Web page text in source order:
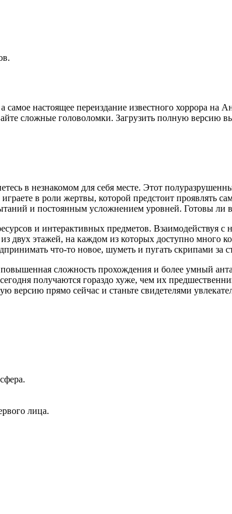
настоящее переиздание известного хоррора на
сложные головоломки. Загрузить полную версию
в незнакомом для себя месте. Этот
в роли жертвы, которой предстоит проявлять
и постоянным усложнением уровней. Готовы ли
и интерактивных предметов. Взаимодействуя
из двух этажей, на каждом из которых доступно
что-то новое, шуметь и пугать скрипами за
сложность прохождения и более умный
получаются гораздо хуже, чем их
версию прямо сейчас и станьте свидетелями
лица.